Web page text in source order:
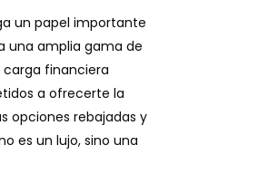
un papel importante
una amplia gama de
financiera
a ofrecerte la
opciones rebajadas y
es un lujo, sino una